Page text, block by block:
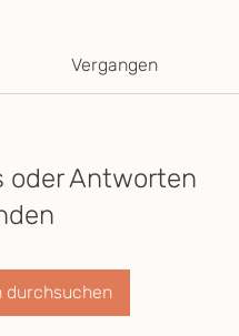
Vergangen
oder Antworten
durchsuchen